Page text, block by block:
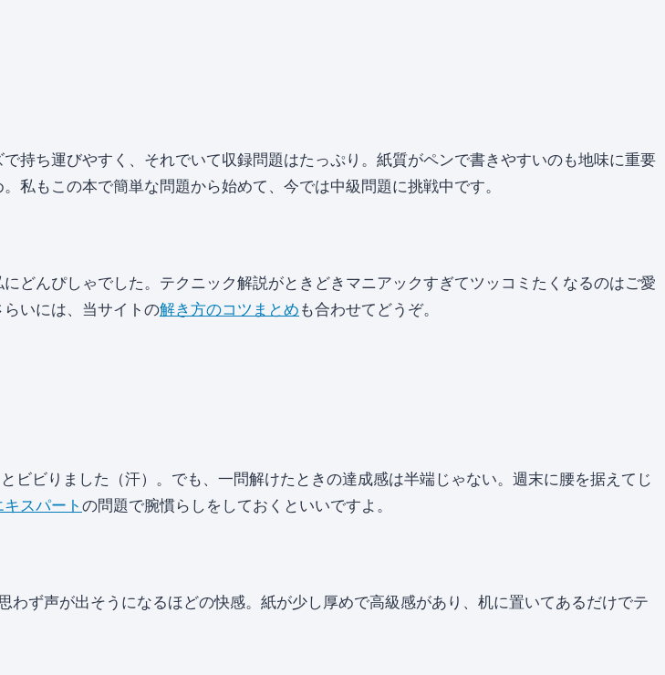
持ち運びやすく、それでいて収録問題はたっぷり。紙質がペンで書きやすいのも地味に重要
私もこの本で簡単な問題から始めて、今では中級問題に挑戦中です。
どんぴしゃでした。テクニック解説がときどきマニアックすぎてツッコミたくなるのはご愛
いには、当サイトの解き方のコツまとめ も合わせてどうぞ。
ビりました（汗）。でも、一問解けたときの達成感は半端じゃない。週末に腰を据えてじ
キスパート の問題で腕慣らしをしておくといいですよ。
ず声が出そうになるほどの快感。紙が少し厚めで高級感があり、机に置いてあるだけでテ